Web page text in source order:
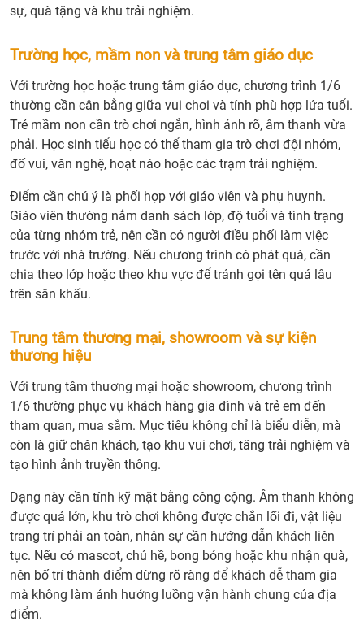
sự, quà tặng và khu trải nghiệm.
Trường học, mầm non và trung tâm giáo dục
Với trường học hoặc trung tâm giáo dục, chương trình 1/6
thường cần cân bằng giữa vui chơi và tính phù hợp lứa tuổi.
Trẻ mầm non cần trò chơi ngắn, hình ảnh rõ, âm thanh vừa
phải. Học sinh tiểu học có thể tham gia trò chơi đội nhóm,
đố vui, văn nghệ, hoạt náo hoặc các trạm trải nghiệm.
Điểm cần chú ý là phối hợp với giáo viên và phụ huynh.
Giáo viên thường nắm danh sách lớp, độ tuổi và tình trạng
của từng nhóm trẻ, nên cần có người điều phối làm việc
trước với nhà trường. Nếu chương trình có phát quà, cần
chia theo lớp hoặc theo khu vực để tránh gọi tên quá lâu
trên sân khấu.
Trung tâm thương mại, showroom và sự kiện
thương hiệu
Với trung tâm thương mại hoặc showroom, chương trình
1/6 thường phục vụ khách hàng gia đình và trẻ em đến
tham quan, mua sắm. Mục tiêu không chỉ là biểu diễn, mà
còn là giữ chân khách, tạo khu vui chơi, tăng trải nghiệm và
tạo hình ảnh truyền thông.
Dạng này cần tính kỹ mặt bằng công cộng. Âm thanh không
được quá lớn, khu trò chơi không được chắn lối đi, vật liệu
trang trí phải an toàn, nhân sự cần hướng dẫn khách liên
tục. Nếu có mascot, chú hề, bong bóng hoặc khu nhận quà,
nên bố trí thành điểm dừng rõ ràng để khách dễ tham gia
mà không làm ảnh hưởng luồng vận hành chung của địa
điểm.